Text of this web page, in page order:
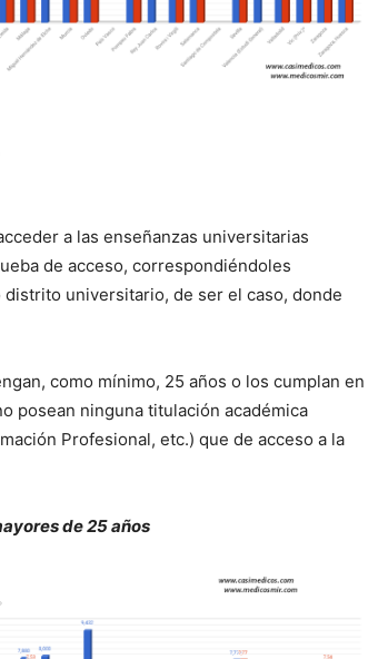
a las enseñanzas universitarias
de acceso, correspondiéndoles
universitario, de ser el caso, donde
como mínimo, 25 años o los cumplan en
posean ninguna titulación académica
Profesional, etc.) que de acceso a la
de 25 años